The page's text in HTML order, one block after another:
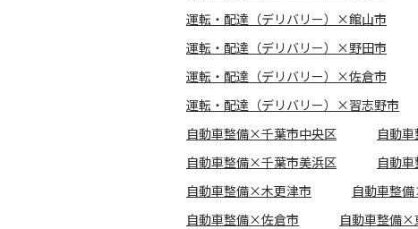
運転・配達（デリバリー）×館山市
運転・配達（デリバリー）×野田市
運転・配達（デリバリー）×佐倉市
運転・配達（デリバリー）×習志野市
自動車整備×千葉市中央区
自動
自動車整備×千葉市美浜区
自動
自動車整備×木更津市
自動車整
自動車整備×佐倉市
自動車整備×